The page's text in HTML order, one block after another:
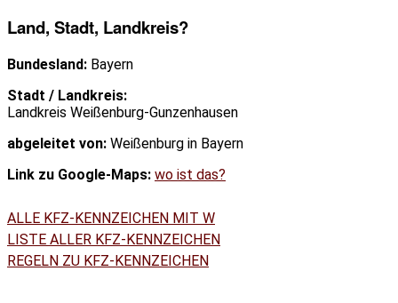
Land, Stadt, Landkreis?
Bundesland: Bayern
Stadt / Landkreis:
Landkreis Weißenburg-Gunzenhausen
abgeleitet von: Weißenburg in Bayern
Link zu Google-Maps: wo ist das?
ALLE KFZ-KENNZEICHEN MIT W
LISTE ALLER KFZ-KENNZEICHEN
REGELN ZU KFZ-KENNZEICHEN